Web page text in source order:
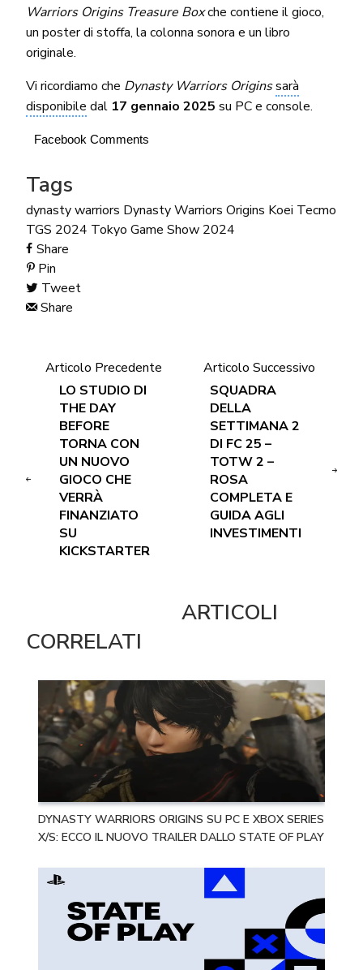
Warriors Origins Treasure Boxche contiene il gioco,
un poster di stoffa, la colonna sonora e un libro
originale.
Vi ricordiamo che Dynasty Warriors Originssarà
disponibile dal 17 gennaio 2025 su PC e console.
Facebook Comments
Tags
dynasty warriors Dynasty Warriors Origins Koei Tecmo
TGS 2024 Tokyo Game Show 2024
Share
Pin
Tweet
Share
Articolo Precedente
LO STUDIO DI
THE DAY
BEFORE
TORNA CON
UN NUOVO
GIOCO CHE
VERRÀ
FINANZIATO
SU
KICKSTARTER
Articolo Successivo
SQUADRA
DELLA
SETTIMANA 2
DI FC 25 –
TOTW 2 –
ROSA
COMPLETA E
GUIDA AGLI
INVESTIMENTI
ARTICOLI
CORRELATI
DYNASTY WARRIORS ORIGINS SU PC E XBOX SERIES
X/S: ECCO IL NUOVO TRAILER DALLO STATE OF PLAY